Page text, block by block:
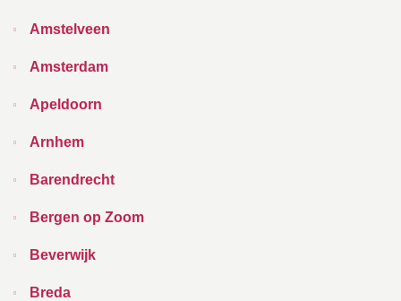
Amstelveen
Amsterdam
Apeldoorn
Arnhem
Barendrecht
Bergen op Zoom
Beverwijk
Breda